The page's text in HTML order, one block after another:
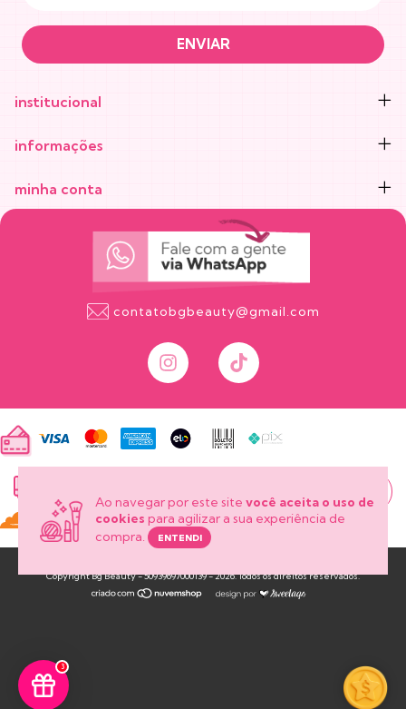
Ao navegar por este site você aceita o uso de
cookies para agilizar a sua experiência de
compra.
ENTENDI
institucional
informações
minha conta
contatobgbeauty@gmail.com
meu pedido?
Copyright Bg Beauty - 50939697000139 - 2026. Todos os direitos reservados.
3